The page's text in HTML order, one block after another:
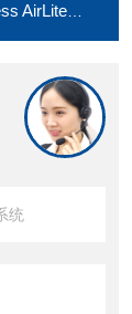
式保护罩